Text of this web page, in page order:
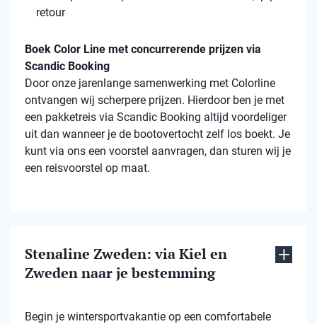
retour
Boek Color Line met concurrerende prijzen via
Scandic Booking
Door onze jarenlange samenwerking met Colorline
ontvangen wij scherpere prijzen. Hierdoor ben je met
een pakketreis via Scandic Booking altijd voordeliger
uit dan wanneer je de bootovertocht zelf los boekt. Je
kunt via ons een voorstel aanvragen, dan sturen wij je
een reisvoorstel op maat.
Stenaline Zweden: via Kiel en
Zweden naar je bestemming
Begin je wintersportvakantie op een comfortabele